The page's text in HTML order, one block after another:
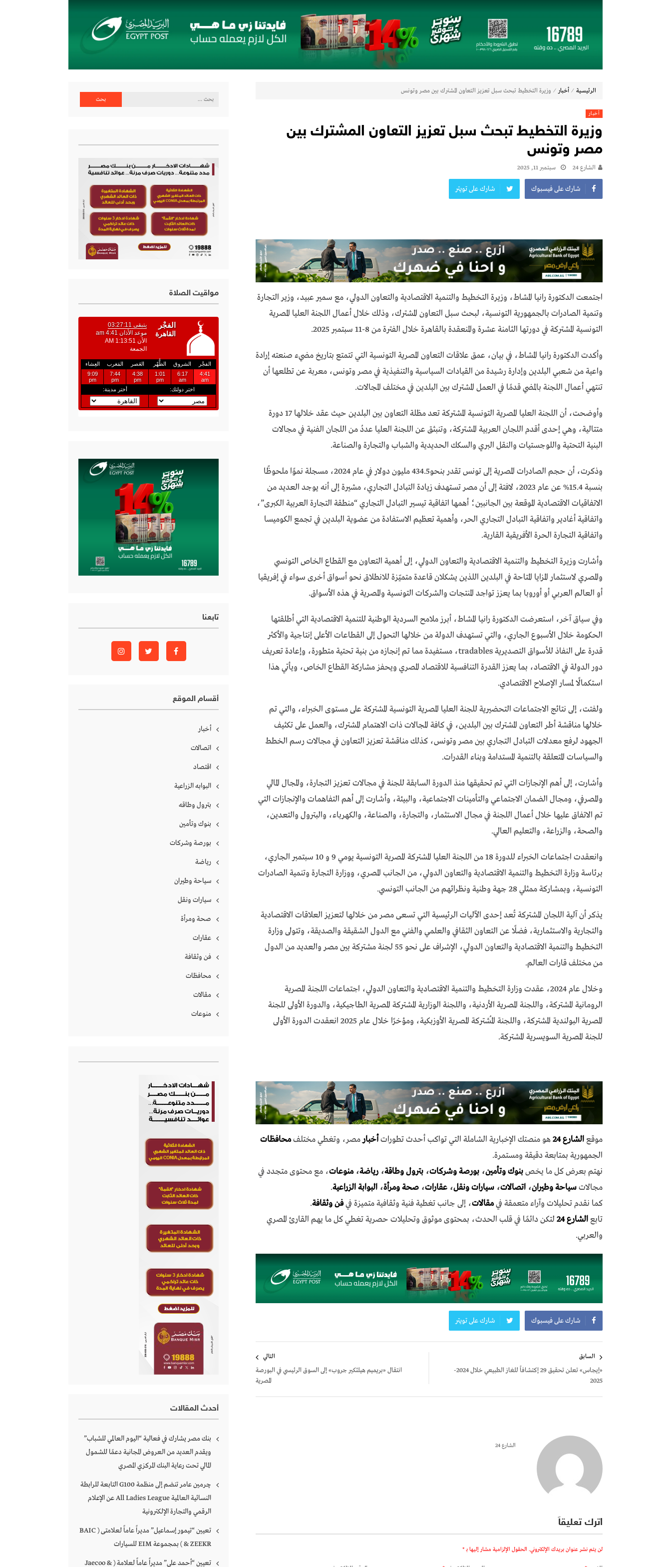
إي اف چي فاينانس تستعرض خطط نمو «بلد» لتعزيز حضورها في سوق تحويلات المصريين بالخارج
مجموعة عز العرب السويدي للاستثمارات توقّع شراكة استراتيجية مع أومودا وجايكو باستثمار 5 مليار جنيه لدعم قطاع السيارات في مصر
أكبر بطارية في تاريخ سلسلة vivo Y تشعل المنافسة في مصر مع إطلاق vivo Y500، المزود ببطارية BlueVolt رائدة بسعة 8100 مللي أمبير
الرئيسية ⁄ أخبار ⁄ وزيرة التخطيط تبحث سبل تعزيز التعاون المشترك بين مصر وتونس
أخبار
وزيرة التخطيط تبحث سبل تعزيز التعاون المشترك بين
مصر وتونس
الشارع 24 سبتمبر 11, 2025
شارك على فيسبوك شارك على تويتر
اجتمعت الدكتورة رانيا المشاط، وزيرة التخطيط والتنمية الاقتصادية والتعاون الدولي، مع سمير عبيد، وزير التجارة
وتنمية الصادرات بالجمهورية التونسية، لبحث سبل التعاون المشترك، وذلك خلال أعمال اللجنة العليا المصرية
التونسية المشتركة في دورتها الثامنة عشرة والمنعقدة بالقاهرة خلال الفترة من 8-11 سبتمبر 2025.
وأكدت الدكتورة رانيا المشاط، في بيان، عمق علاقات التعاون المصرية التونسية التي تتمتع بتاريخ مضيء صنعته إرادة
واعية من شعبي البلدين وإدارة رشيدة من القيادات السياسية والتنفيذية في مصر وتونس، معربة عن تطلعها أن
تنتهي أعمال اللجنة بالمضي قدمًا في العمل المشترك بين البلدين في مختلف المجالات.
وأوضحت، أن اللجنة العليا المصرية التونسية المشتركة تعد مظلة التعاون بين البلدين حيث عقد خلالها 17 دورة
متتالية، وهي إحدى أقدم اللجان العربية المشتركة، وتنبثق عن اللجنة العليا عددُ من اللجان الفنية في مجالات
البنية التحتية واللوجستيات والنقل البري والسكك الحديدية والشباب والتجارة والصناعة.
وذكرت، أن حجم الصادرات المصرية إلى تونس تقدر بنحو434.5 مليون دولار في عام 2024، مسجلة نموًا ملحوظًا
بنسبة 15.4% عن عام 2023، لافتة إلى أن مصر تستهدف زيادة التبادل التجاري، مشيرة إلى أنه يوجد العديد من
الاتفاقيات الاقتصادية الموقعة بين الجانبين؛ أهمها اتفاقية تيسير التبادل التجاري “منطقة التجارة العربية الكبرى”،
واتفاقية أغادير واتفاقية التبادل التجاري الحر، وأهمية تعظيم الاستفادة من عضوية البلدين في تجمع الكوميسا
واتفاقية التجارة الحرة الأفريقية القارية.
وأشارت وزيرة التخطيط والتنمية الاقتصادية والتعاون الدولي، إلى أهمية التعاون مع القطاع الخاص التونسي
والمصري لاستثمار المزايا المتاحة في البلدين اللذين يشكلان قاعدة متميّزة للانطلاق نحو أسواق أخرى سواء في إفريقيا
أو العالم العربي أو أوروبا بما يعزز تواجد المنتجات والشركات التونسية والمصرية في هذه الأسواق.
وفي سياق آخر، استعرضت الدكتورة رانيا المشاط، أبرز ملامح السردية الوطنية للتنمية الاقتصادية التي أطلقتها
الحكومة خلال الأسبوع الجاري، والتي تستهدف الدولة من خلالها التحول إلى القطاعات الأعلى إنتاجية والأكثر
قدرة على النفاذ للأسواق التصديرية tradables، مستفيدة مما تم إنجازه من بنية تحتية متطورة، وإعادة تعريف
دور الدولة في الاقتصاد، بما يعزز القدرة التنافسية للاقتصاد المصري ويحفز مشاركة القطاع الخاص، ويأتي هذا
استكمالًا لمسار الإصلاح الاقتصادي.
ولفتت، إلى نتائج الاجتماعات التحضيرية للجنة العليا المصرية التونسية المشتركة على مستوى الخبراء، والتي تم
خلالها مناقشة أطر التعاون المشترك بين البلدين، في كافة المجالات ذات الاهتمام المشترك، والعمل على تكثيف
الجهود لرفع معدلات التبادل التجاري بين مصر وتونس، كذلك مناقشة تعزيز التعاون في مجالات رسم الخطط
والسياسات المتعلقة بالتنمية المستدامة وبناء القدرات.
وأشارت، إلى أهم الإنجازات التي تم تحقيقها منذ الدورة السابقة للجنة في مجالات تعزيز التجارة، والمجال المالي
والمصرفي، ومجال الضمان الاجتماعي والتأمينات الاجتماعية، والبيئة، وأشارت إلى أهم التفاهمات والإنجازات التي
تم الاتفاق عليها خلال أعمال اللجنة في مجال الاستثمار، والتجارة، والصناعة، والكهرباء، والبترول والتعدين،
والصحة، والزراعة، والتعليم العالي.
وانعقدت اجتماعات الخبراء للدورة 18 من اللجنة العليا المشتركة المصرية التونسية يومي 9 و 10 سبتمبر الجاري،
برئاسة وزارة التخطيط والتنمية الاقتصادية والتعاون الدولي، من الجانب المصري، ووزارة التجارة وتنمية الصادرات
التونسية، وبمشاركة ممثلي 28 جهة وطنية ونظرائهم من الجانب التونسي.
يذكر أن آلية اللجان المشتركة تُعد إحدى الآليات الرئيسية التي تسعى مصر من خلالها لتعزيز العلاقات الاقتصادية
والتجارية والاستثمارية، فضلًا عن التعاون الثقافي والعلمي والفني مع الدول الشقيقة والصديقة، وتتولى وزارة
التخطيط والتنمية الاقتصادية والتعاون الدولي، الإشراف على نحو 55 لجنة مشتركة بين مصر والعديد من الدول
من مختلف قارات العالم.
وخلال عام 2024، عقدت وزارة التخطيط والتنمية الاقتصادية والتعاون الدولي، اجتماعات اللجنة المصرية
الرومانية المشتركة، واللجنة المصرية الأردنية، واللجنة الوزارية المشتركة المصرية الطاجيكية، والدورة الأولى للجنة
المصرية البولندية المشتركة، واللجنة المُشتركة المصرية الأوزبكية، ومؤخرًا خلال عام 2025 انعقدت الدورة الأولى
للجنة المصرية السويسرية المشتركة.
موقعالشارع 24 هو منصتك الإخبارية الشاملة التي تواكب أحدث تطوراتأخبار مصر، وتغطي مختلفمحافظات
الجمهورية بمتابعة دقيقة ومستمرة.
نهتم بعرض كل ما يخصبنوك وتأمين، بورصة وشركات، بترول وطاقة، رياضة،منوعات، مع محتوى متجدد في
مجالاتسياحة وطيران، اتصالات، سيارات ونقل، عقارات، صحة ومرأة، البوابة الزراعية.
كما نقدم تحليلات وآراء متعمقة فيمقالات، إلى جانب تغطية فنية وثقافية متميزة فيفن وثقافة.
تابعالشارع 24
لتكن دائمًا في قلب الحدث، بمحتوى موثوق وتحليلات حصرية تغطي كل ما يهم القارئ المصري
والعربي.
شارك على فيسبوك شارك على تويتر
المقالات
السابق
«إيجاس» تعلن تحقيق 29 إكتشافاً للغاز الطبيعي خلال 2024-
2025
التالي
انتقال «بريميم هيلثكير جروب» إلى السوق الرئيسي في البورصة
المصرية
الشارع 24
اترك تعليقاً
لن يتم نشر عنوان بريدك الإلكتروني. الحقول الإلزامية مشار إليها بـ *
البحث
مواقيت الصلاة
تابعنا
أقسام الموقع
أخبار
اتصالات
اقتصاد
البوابه الزراعية
بترول وطاقه
بنوك وتأمين
بورصة وشركات
رياضة
سياحة وطيران
سيارات ونقل
صحة ومرأة
عقارات
فن وثقافة
محافظات
مقالات
منوعات
أحدث المقالات
بنك مصر يشارك في فعالية “اليوم العالمي للشباب”
ويقدم العديد من العروض المجانية دعمًا للشمول
المالي تحت رعاية البنك المركزي المصري
چرمين عامر تنضم إلى منظمة G100 التابعة للرابطة
النسائية العالمية All Ladies League عن الإعلام
الرقمي والتجارة الإلكترونية
تعيين “تيمور إسماعيل” مديراً عاماً لعلامتى ( BAIC
& ZEEKR ) بمجموعة EIM للسيارات
تعيين “أحمد على” مديراً عاماً لعلامة ( Jaecoo &